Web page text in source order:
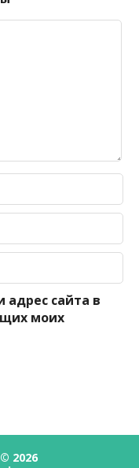
сайта в
моих
© 2026